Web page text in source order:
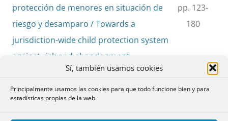
Sí, también usamos cookies
Principalmente usamos las cookies para que todo funcione bien y para
estadísticas propias de la web.
protección de menores en situación de
riesgo y desamparo / Towards a
jurisdiction-wide child protection system
against risk and abandonment
Cristina Argelich Comelles
pp. 123-
180